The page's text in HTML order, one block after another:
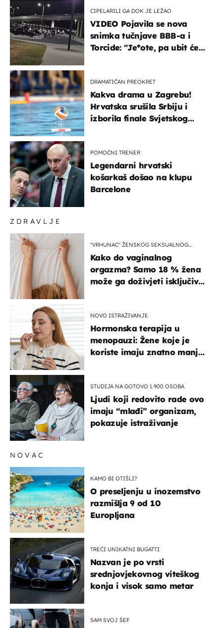
ZDRAVLJE
"VRHUNAC" ŽENSKOG SEKSUALNOG
Kako do vaginalnog
orgazma? Samo 18 % žena
može ga doživjeti isključivo
NOVO ISTRAŽIVANJE
Hormonska terapija u
menopauzi: Žene koje je
koriste imaju znatno manji
STUDIJA NA GOTOVO 1.900 OSOBA
Ljudi koji redovito rade ovo
imaju “mlađi” organizam,
pokazuje istraživanje
CIPELARILI GA DOK JE LEŽAO
VIDEO Pojavila se nova
snimka tučnjave BBB-a i
Torcide: "Je*ote, pa ubit će
DRAMATIČAN PREOKRET
Kakva drama u Zagrebu!
Hrvatska srušila Srbiju i
izborila finale Svjetskog
POMOĆNI TRENER
Legendarni hrvatski
košarkaš došao na klupu
Barcelone
NOVAC
KAMO BI OTIŠLI?
O preseljenju u inozemstvo
razmišlja 9 od 10
Europljana
TREĆI UNIKATNI BUGATTI
Nazvan je po vrsti
srednjovjekovnog viteškog
konja i visok samo metar
SAM SVOJ ŠEF